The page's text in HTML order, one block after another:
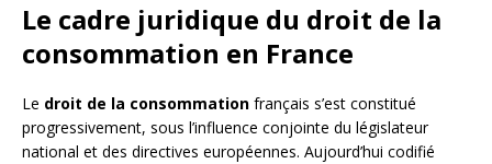
Le cadre juridique du droit de la
consommation en France
Le droit de la consommation français s’est constitué
progressivement, sous l’influence conjointe du législateur
national et des directives européennes. Aujourd’hui codifié